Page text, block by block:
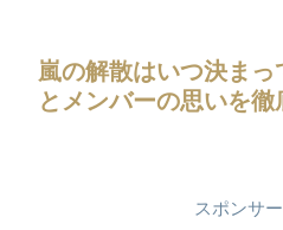
嵐の解散はいつ決ま
とメンバーの思いを徹
スポンサ